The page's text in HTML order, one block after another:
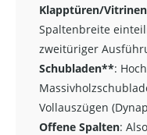
Klapptüren/
Spaltenbreite
zweitüriger
Schubladen**:
Vollauszügen
Offene Spalten: